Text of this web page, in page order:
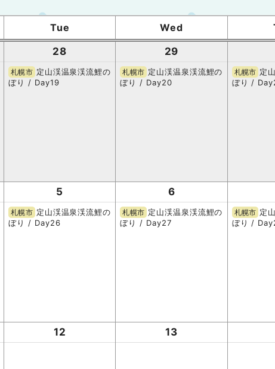
Tue Wed
28
札幌市 定山渓温泉渓流鯉の
ぼり / Day19
29
札幌市 定山渓温泉渓流鯉の
ぼり / Day20
札幌市 定
ぼり /
5
札幌市 定山渓温泉渓流鯉の
ぼり / Day26
6
札幌市 定山渓温泉渓流鯉の
ぼり / Day27
札幌市 定
ぼり /
12 13